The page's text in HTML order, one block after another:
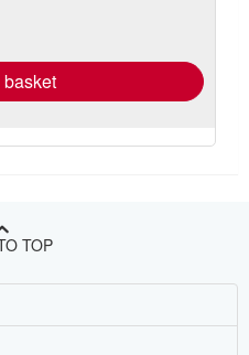
TOP